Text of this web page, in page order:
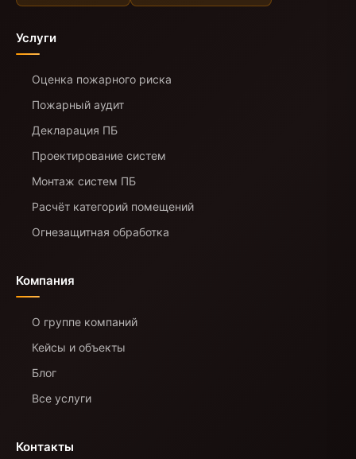
Услуги
Оценка пожарного риска
Пожарный аудит
Декларация ПБ
Проектирование систем
Монтаж систем ПБ
Расчёт категорий помещений
Огнезащитная обработка
Компания
О группе компаний
Кейсы и объекты
Блог
Все услуги
Контакты